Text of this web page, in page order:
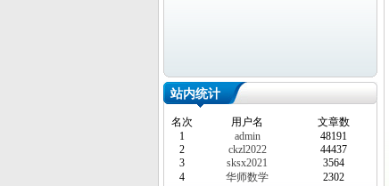
站内统计
名次 用户名
文章数
1
admin
48191
2
ckzl2022
44437
3
sksx2021
3564
4
华师数学
2302